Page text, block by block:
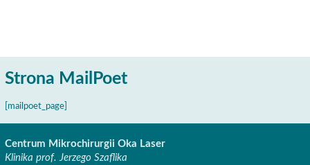
Strona MailPoet
[mailpoet_page]
Centrum Mikrochirurgii Oka Laser
Klinika prof. Jerzego Szaflika